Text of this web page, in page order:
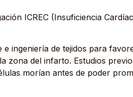
ICREC (Insuficiencia
ingeniería de tejidos para
zona del infarto. Estudios
morían antes de poder